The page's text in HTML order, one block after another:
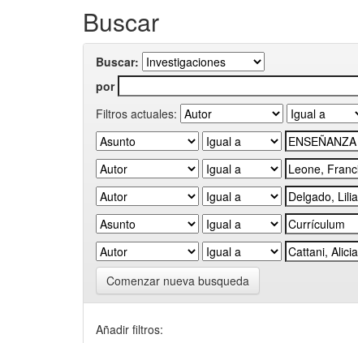
Buscar
Buscar:
por
Filtros actuales:
Comenzar nueva busqueda
Añadir filtros: